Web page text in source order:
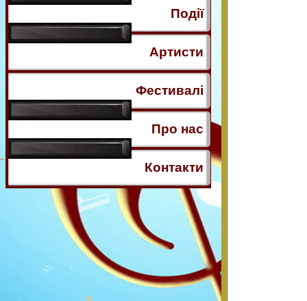
Події
Артисти
Фестивалі
Про нас
Контакти